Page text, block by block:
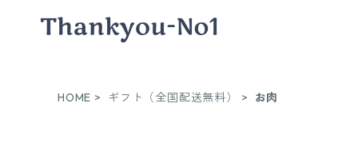
HOME ギフト（全国配送無料） お肉